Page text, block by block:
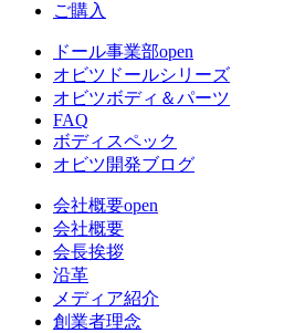
ご購入
ドール事業部open
オビツドールシリーズ
オビツボディ＆パーツ
FAQ
ボディスペック
オビツ開発ブログ
会社概要open
会社概要
会長挨拶
沿革
メディア紹介
創業者理念